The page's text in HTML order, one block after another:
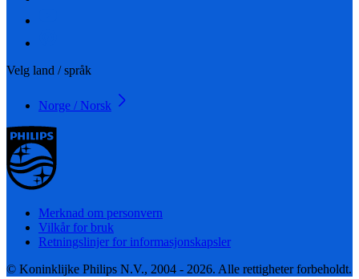
Velg land / språk
Norge / Norsk
Merknad om personvern
Vilkår for bruk
Retningslinjer for informasjonskapsler
© Koninklijke Philips N.V., 2004 - 2026. Alle rettigheter forbeholdt.